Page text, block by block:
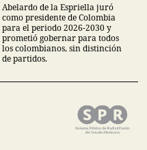
Abelardo de la Espriella juró
como presidente de Colombia
para el periodo 2026-2030 y
prometió gobernar para todos
los colombianos, sin distinción
de partidos.